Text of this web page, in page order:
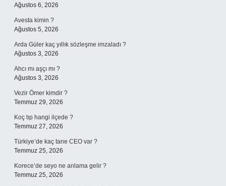
Ağustos 6, 2026
Avesta kimin ?
Ağustos 5, 2026
Arda Güler kaç yıllık sözleşme imzaladı ?
Ağustos 3, 2026
Ahcı mı aşçı mı ?
Ağustos 3, 2026
Vezir Ömer kimdir ?
Temmuz 29, 2026
Koç tıp hangi ilçede ?
Temmuz 27, 2026
Türkiye’de kaç tane CEO var ?
Temmuz 25, 2026
Korece’de seyo ne anlama gelir ?
Temmuz 25, 2026